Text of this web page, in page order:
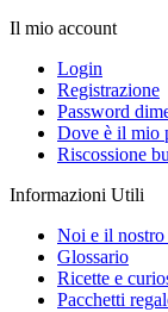
Il mio account
Login
Registrazione
Password
Dove è il mio
Riscossione
Informazioni Utili
Noi e il nostro
Glossario
Ricette e
Pacchetti